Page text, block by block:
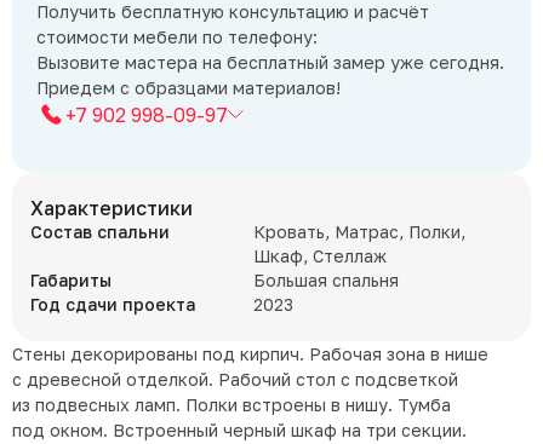
Получить бесплатную консультацию и расчёт
стоимости мебели по телефону:
Вызовите мастера на бесплатный замер уже сегодня.
Приедем с образцами материалов!
+7 902 998-09-97
Характеристики
Состав спальни
Кровать, Матрас, Полки,
Шкаф, Стеллаж
Габариты
Большая спальня
Год сдачи проекта
2023
Стены декорированы под кирпич. Рабочая зона в нише
с древесной отделкой. Рабочий стол с подсветкой
из подвесных ламп. Полки встроены в нишу. Тумба
под окном. Встроенный черный шкаф на три секции.